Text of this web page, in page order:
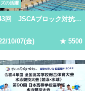
ズの活躍
第43回 JSCAブロック対抗水泳競技大会IN高知
10/07(金) ★ 5500